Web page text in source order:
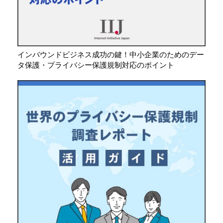
インバウンドビジネス成功の鍵！中小企業のためのデー
タ保護・プライバシー保護規制対応のポイント